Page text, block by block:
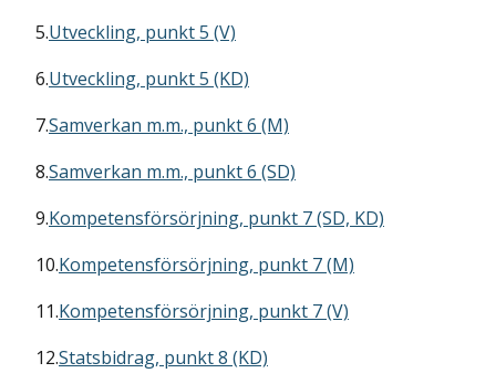
5.Utveckling, punkt 5 (V)
6.Utveckling, punkt 5 (KD)
7.Samverkan m.m., punkt 6 (M)
8.Samverkan m.m., punkt 6 (SD)
9.Kompetensförsörjning, punkt 7 (SD, KD)
10.Kompetensförsörjning, punkt 7 (M)
11.Kompetensförsörjning, punkt 7 (V)
12.Statsbidrag, punkt 8 (KD)